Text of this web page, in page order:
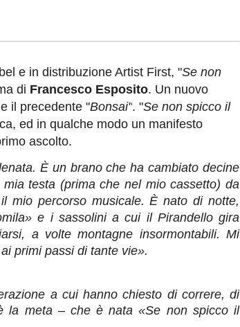
e in distribuzione Artist First, "Se non
di Francesco Esposito. Un nuovo
il precedente "Bonsai". "Se non spicco il
ed in qualche modo un manifesto
ascolto.
È un brano che ha cambiato decine
testa (prima che nel mio cassetto) da
mio percorso musicale. È nato di notte,
e i sassolini a cui il Pirandello gira
a volte montagne insormontabili. Mi
primi passi di tante vie».
a cui hanno chiesto di correre, di
la meta – che è nata «Se non spicco il